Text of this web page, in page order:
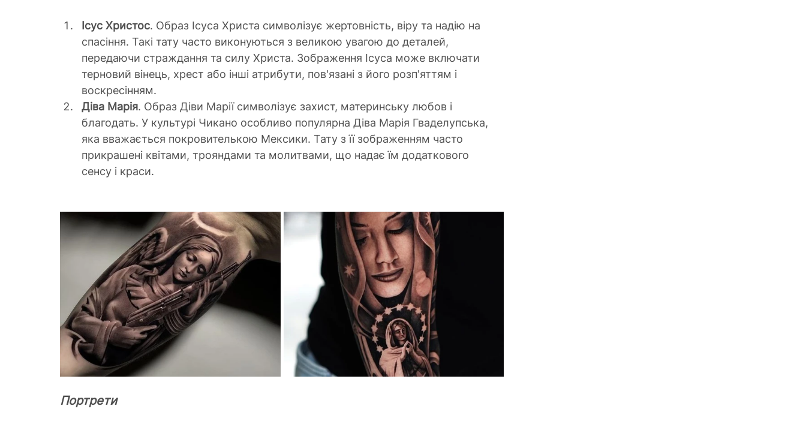
Ісус Христос. Образ Ісуса Христа символізує жертовність, віру та надію на
спасіння. Такі тату часто виконуються з великою увагою до деталей,
передаючи страждання та силу Христа. Зображення Ісуса може включати
терновий вінець, хрест або інші атрибути, пов'язані з його розп'яттям і
воскресінням.
Діва Марія. Образ Діви Марії символізує захист, материнську любов і
благодать. У культурі Чикано особливо популярна Діва Марія Гваделупська,
яка вважається покровителькою Мексики. Тату з її зображенням часто
прикрашені квітами, трояндами та молитвами, що надає їм додаткового
сенсу і краси.
Портрети